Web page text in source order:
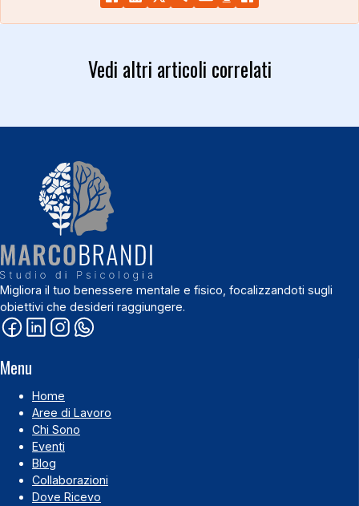
Vedi altri articoli correlati
Migliora il tuo benessere mentale e fisico, focalizzandoti sugli
obiettivi che desideri raggiungere.
Menu
Home
Aree di Lavoro
Chi Sono
Eventi
Blog
Collaborazioni
Dove Ricevo